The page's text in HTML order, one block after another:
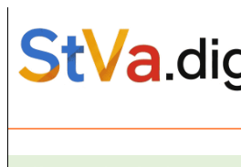
Inhalt
springen